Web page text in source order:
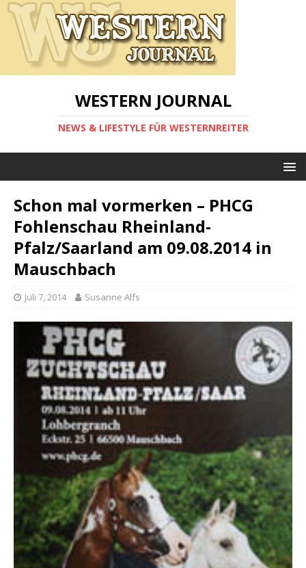
WESTERN JOURNAL
NEWS & LIFESTYLE FÜR WESTERNREITER
Schon mal vormerken – PHCG
Fohlenschau Rheinland-
Pfalz/Saarland am 09.08.2014 in
Mauschbach
Juli 7, 2014 Susanne Alfs